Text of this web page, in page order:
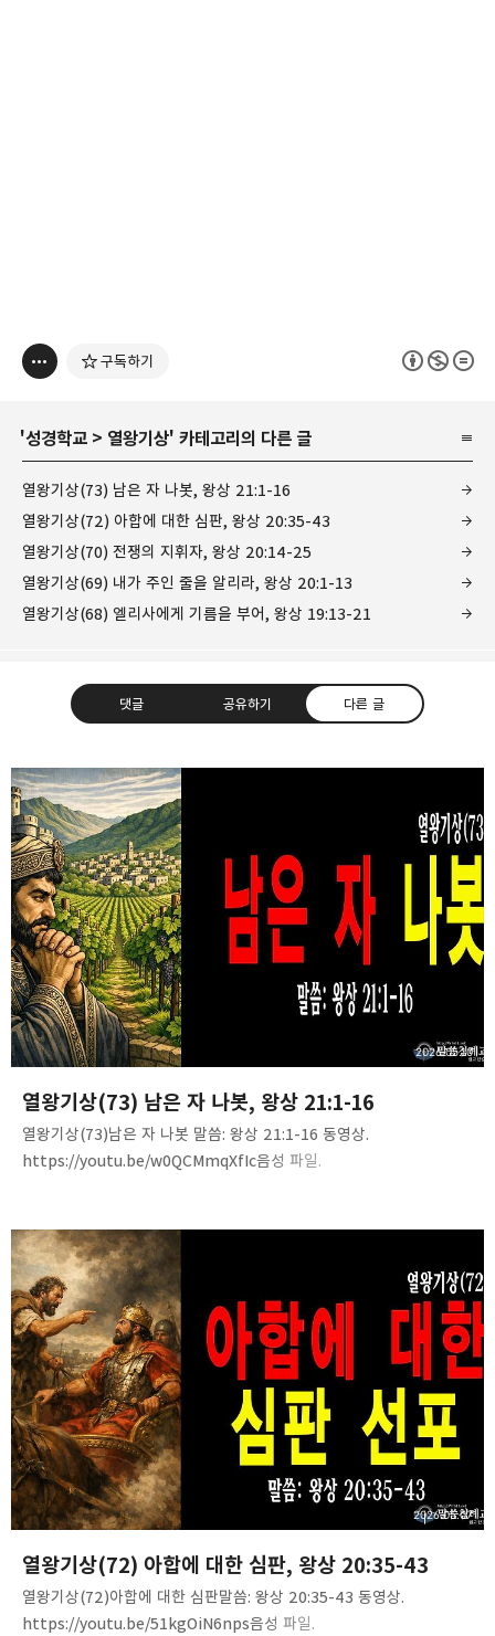
구독하기
'성경학교 > 열왕기상' 카테고리의 다른 글
열왕기상(73) 남은 자 나봇, 왕상 21:1-16
열왕기상(72) 아합에 대한 심판, 왕상 20:35-43
열왕기상(70) 전쟁의 지휘자, 왕상 20:14-25
열왕기상(69) 내가 주인 줄을 알리라, 왕상 20:1-13
열왕기상(68) 엘리사에게 기름을 부어, 왕상 19:13-21
댓글 공유하기 다른 글
❏말씀침례교회 ❏AV1611.net ❏Peter
Yoon
Graceful, Wonderful, Powerful, Inspirational
preaching!!
구독하기
구독하기 라인 트위터
카카오스토리
열왕기상(73) 남은 자 나봇, 왕상 21:1-16
2026.05.10
열왕기상(73)남은 자 나봇 말씀: 왕상 21:1-16 동영상.
https://youtu.be/w0QCMmqXfIc음성 파일.
열왕기상(72) 아합에 대한 심판, 왕상 20:35-43
2026.05.07
열왕기상(72)아합에 대한 심판말씀: 왕상 20:35-43 동영상.
https://youtu.be/51kgOiN6nps음성 파일.